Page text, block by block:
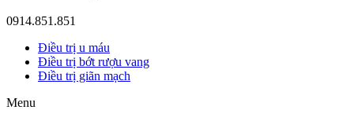
0914.851.851
Điều trị u máu
Điều trị bớt rượu vang
Điều trị giãn mạch
Menu